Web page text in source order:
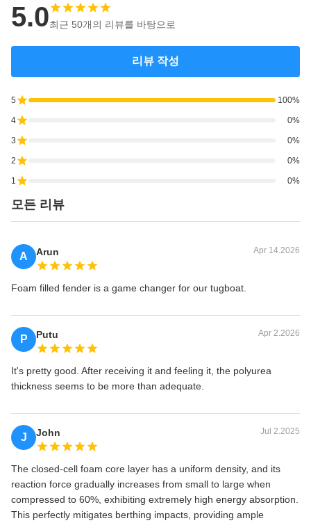
5.0최근 50개의 리뷰를 바탕으로
리뷰 작성
5 100%
4 0%
3 0%
2 0%
1 0%
모든 리뷰
A Arun Apr 14.2026
Foam filled fender is a game changer for our tugboat.
P Putu Apr 2.2026
It's pretty good. After receiving it and feeling it, the polyurea
thickness seems to be more than adequate.
J John Jul 2.2025
The closed-cell foam core layer has a uniform density, and its
reaction force gradually increases from small to large when
compressed to 60%, exhibiting extremely high energy absorption.
This perfectly mitigates berthing impacts, providing ample